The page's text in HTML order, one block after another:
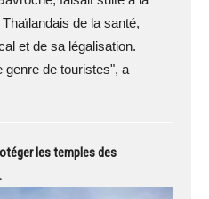
de la santé,
et de sa légalisation.
de touristes", a
les temples des